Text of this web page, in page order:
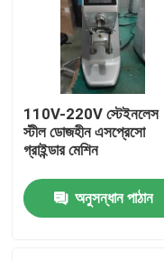
110V-220V স্টেইনলেস
স্টীল ডোজহীন এসপ্রেসো
গ্রাইন্ডার মেশিন
অনুসন্ধান পাঠান